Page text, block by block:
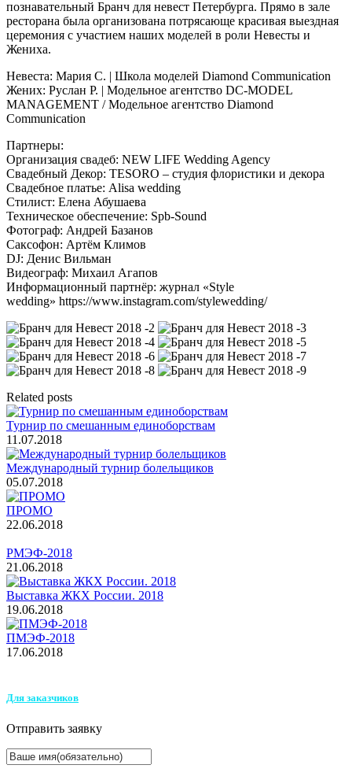
познавательный Бранч для невест Петербурга. Прямо в зале
ресторана была организована потрясающе красивая выездная
церемония с участием наших моделей в роли Невесты и
Жениха.
Невеста: Мария С. | Школа моделей Diamond Communication
Жених: Руслан Р. | Модельное агентство DC-MODEL
MANAGEMENT / Модельное агентство Diamond
Communication
Партнеры:
Организация свадеб: NEW LIFE Wedding Agency
Свадебный Декор: TESORO – студия флористики и декора
Свадебное платье: Alisa wedding
Стилист: Елена Абушаева
Техническое обеспечение: Spb-Sound
Фотограф: Андрей Базанов
Саксофон: Артём Климов
DJ: Денис Вильман
Видеограф: Михаил Агапов
Информационный партнёр: журнал «Style
wedding» https://www.instagram.com/stylewedding/
Related posts
Турнир по смешанным единоборствам
11.07.2018
Международный турнир болельщиков
05.07.2018
ПРОМО
22.06.2018
РМЭФ-2018
21.06.2018
Выставка ЖКХ России. 2018
19.06.2018
ПМЭФ-2018
17.06.2018
Для заказчиков
Отправить заявку